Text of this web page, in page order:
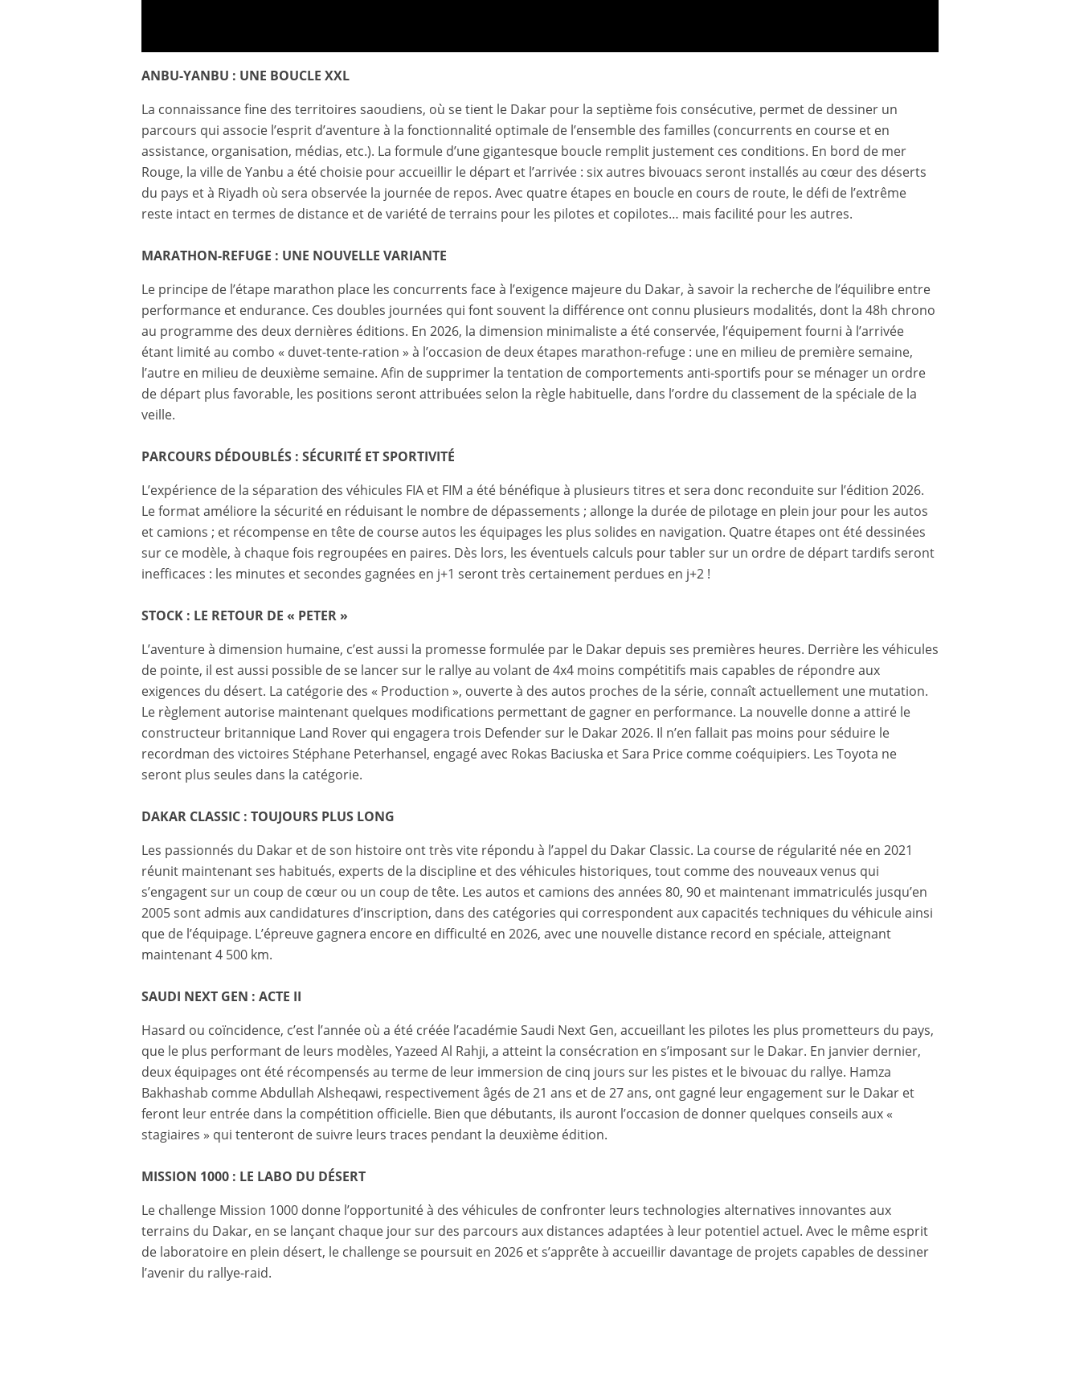
Parcours Officiel Dakar 2026
ANBU-YANBU : UNE BOUCLE XXL
La connaissance fine des territoires saoudiens, où se tient le Dakar pour la septième fois consécutive, permet de dessiner un
parcours qui associe l’esprit d’aventure à la fonctionnalité optimale de l’ensemble des familles (concurrents en course et en
assistance, organisation, médias, etc.). La formule d’une gigantesque boucle remplit justement ces conditions. En bord de mer
Rouge, la ville de Yanbu a été choisie pour accueillir le départ et l’arrivée : six autres bivouacs seront installés au cœur des déserts
du pays et à Riyadh où sera observée la journée de repos. Avec quatre étapes en boucle en cours de route, le défi de l’extrême
reste intact en termes de distance et de variété de terrains pour les pilotes et copilotes… mais facilité pour les autres.
MARATHON-REFUGE : UNE NOUVELLE VARIANTE
Le principe de l’étape marathon place les concurrents face à l’exigence majeure du Dakar, à savoir la recherche de l’équilibre entre
performance et endurance. Ces doubles journées qui font souvent la différence ont connu plusieurs modalités, dont la 48h chrono
au programme des deux dernières éditions. En 2026, la dimension minimaliste a été conservée, l’équipement fourni à l’arrivée
étant limité au combo « duvet-tente-ration » à l’occasion de deux étapes marathon-refuge : une en milieu de première semaine,
l’autre en milieu de deuxième semaine. Afin de supprimer la tentation de comportements anti-sportifs pour se ménager un ordre
de départ plus favorable, les positions seront attribuées selon la règle habituelle, dans l’ordre du classement de la spéciale de la
veille.
PARCOURS DÉDOUBLÉS : SÉCURITÉ ET SPORTIVITÉ
L’expérience de la séparation des véhicules FIA et FIM a été bénéfique à plusieurs titres et sera donc reconduite sur l’édition 2026.
Le format améliore la sécurité en réduisant le nombre de dépassements ; allonge la durée de pilotage en plein jour pour les autos
et camions ; et récompense en tête de course autos les équipages les plus solides en navigation. Quatre étapes ont été dessinées
sur ce modèle, à chaque fois regroupées en paires. Dès lors, les éventuels calculs pour tabler sur un ordre de départ tardifs seront
inefficaces : les minutes et secondes gagnées en j+1 seront très certainement perdues en j+2 !
STOCK : LE RETOUR DE « PETER »
L’aventure à dimension humaine, c’est aussi la promesse formulée par le Dakar depuis ses premières heures. Derrière les véhicules
de pointe, il est aussi possible de se lancer sur le rallye au volant de 4x4 moins compétitifs mais capables de répondre aux
exigences du désert. La catégorie des « Production », ouverte à des autos proches de la série, connaît actuellement une mutation.
Le règlement autorise maintenant quelques modifications permettant de gagner en performance. La nouvelle donne a attiré le
constructeur britannique Land Rover qui engagera trois Defender sur le Dakar 2026. Il n’en fallait pas moins pour séduire le
recordman des victoires Stéphane Peterhansel, engagé avec Rokas Baciuska et Sara Price comme coéquipiers. Les Toyota ne
seront plus seules dans la catégorie.
DAKAR CLASSIC : TOUJOURS PLUS LONG
Les passionnés du Dakar et de son histoire ont très vite répondu à l’appel du Dakar Classic. La course de régularité née en 2021
réunit maintenant ses habitués, experts de la discipline et des véhicules historiques, tout comme des nouveaux venus qui
s’engagent sur un coup de cœur ou un coup de tête. Les autos et camions des années 80, 90 et maintenant immatriculés jusqu’en
2005 sont admis aux candidatures d’inscription, dans des catégories qui correspondent aux capacités techniques du véhicule ainsi
que de l’équipage. L’épreuve gagnera encore en difficulté en 2026, avec une nouvelle distance record en spéciale, atteignant
maintenant 4 500 km.
SAUDI NEXT GEN : ACTE II
Hasard ou coïncidence, c’est l’année où a été créée l’académie Saudi Next Gen, accueillant les pilotes les plus prometteurs du pays,
que le plus performant de leurs modèles, Yazeed Al Rahji, a atteint la consécration en s’imposant sur le Dakar. En janvier dernier,
deux équipages ont été récompensés au terme de leur immersion de cinq jours sur les pistes et le bivouac du rallye. Hamza
Bakhashab comme Abdullah Alsheqawi, respectivement âgés de 21 ans et de 27 ans, ont gagné leur engagement sur le Dakar et
feront leur entrée dans la compétition officielle. Bien que débutants, ils auront l’occasion de donner quelques conseils aux «
stagiaires » qui tenteront de suivre leurs traces pendant la deuxième édition.
MISSION 1000 : LE LABO DU DÉSERT
Le challenge Mission 1000 donne l’opportunité à des véhicules de confronter leurs technologies alternatives innovantes aux
terrains du Dakar, en se lançant chaque jour sur des parcours aux distances adaptées à leur potentiel actuel. Avec le même esprit
de laboratoire en plein désert, le challenge se poursuit en 2026 et s’apprête à accueillir davantage de projets capables de dessiner
l’avenir du rallye-raid.